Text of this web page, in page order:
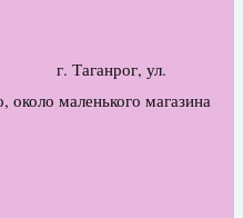
г. Таганрог, ул.
маленького магазина